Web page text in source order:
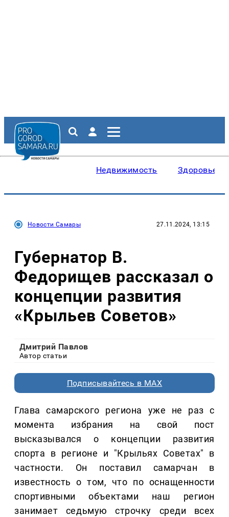
Недвижимость Здоровье
Новости Самары 27.11.2024, 13:15
Губернатор В.
Федорищев рассказал о
концепции развития
«Крыльев Советов»
Дмитрий Павлов
Автор статьи
Подписывайтесь в MAX
Глава самарского региона уже не раз с
момента избрания на свой пост
высказывался о концепции развития
спорта в регионе и "Крыльях Советах" в
частности. Он поставил самарчан в
известность о том, что по оснащенности
спортивными объектами наш регион
занимает седьмую строчку среди всех